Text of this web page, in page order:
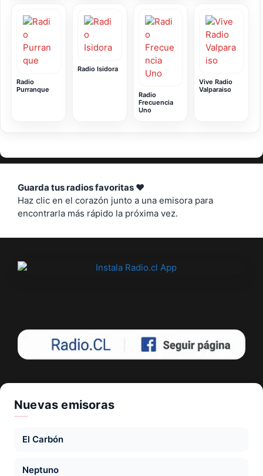
Radio
Purranque
Radio Isidora
Radio
Frecuencia
Uno
Vive Radio
Valparaiso
Guarda tus radios favoritas ❤️
Haz clic en el corazón junto a una emisora para
encontrarla más rápido la próxima vez.
Nuevas emisoras
El Carbón
Neptuno